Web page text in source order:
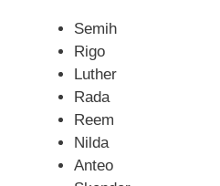
Semih
Rigo
Luther
Rada
Reem
Nilda
Anteo